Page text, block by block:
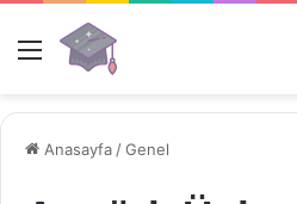
Menü
Anasayfa /Genel